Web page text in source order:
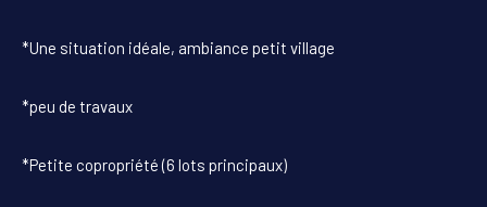
*Une situation idéale, ambiance petit village
*peu de travaux
*Petite copropriété (6 lots principaux)